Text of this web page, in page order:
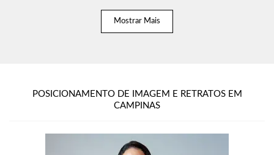
Mostrar Mais
POSICIONAMENTO DE IMAGEM E RETRATOS EM
CAMPINAS